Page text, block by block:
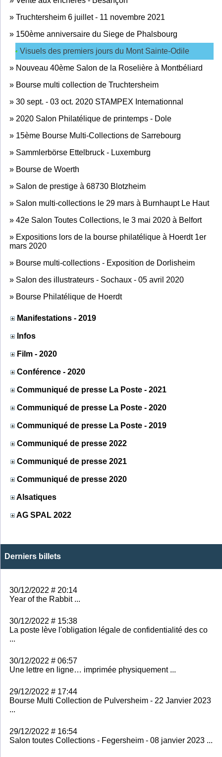
» Truchtersheim 6 juillet - 11 novembre 2021
» 150ème anniversaire du Siege de Phalsbourg
Visuels des premiers jours du Mont Sainte-Odile
» Nouveau 40ème Salon de la Roselière à Montbéliard
» Bourse multi collection de Truchtersheim
» 30 sept. - 03 oct. 2020 STAMPEX Internationnal
» 2020 Salon Philatélique de printemps - Dole
» 15ème Bourse Multi-Collections de Sarrebourg
» Sammlerbörse Ettelbruck - Luxemburg
» Bourse de Woerth
» Salon de prestige à 68730 Blotzheim
» Salon multi-collections le 29 mars à Burnhaupt Le Haut
» 42e Salon Toutes Collections, le 3 mai 2020 à Belfort
» Expositions lors de la bourse philatélique à Hoerdt 1er
mars 2020
» Bourse multi-collections - Exposition de Dorlisheim
» Salon des illustrateurs - Sochaux - 05 avril 2020
» Bourse Philatélique de Hoerdt
Manifestations - 2019
Infos
Film - 2020
Conférence - 2020
Communiqué de presse La Poste - 2021
Communiqué de presse La Poste - 2020
Communiqué de presse La Poste - 2019
Communiqué de presse 2022
Communiqué de presse 2021
Communiqué de presse 2020
Alsatiques
AG SPAL 2022
Derniers billets
30/12/2022 # 20:14
Year of the Rabbit ...
30/12/2022 # 15:38
La poste lève l'obligation légale de confidentialité des co
...
30/12/2022 # 06:57
Une lettre en ligne… imprimée physiquement ...
29/12/2022 # 17:44
Bourse Multi Collection de Pulversheim - 22 Janvier 2023
...
29/12/2022 # 16:54
Salon toutes Collections - Fegersheim - 08 janvier 2023 ...